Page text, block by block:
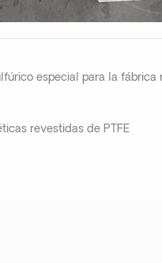
especial para la fábrica
revestidas de PTFE